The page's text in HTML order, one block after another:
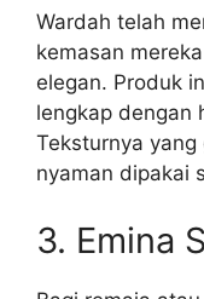
Wardah telah
kemasan
elegan. Produk
lengkap dengan
Teksturnya
nyaman dipakai
3. Emina